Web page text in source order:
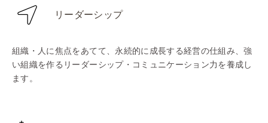
リーダーシップ
組織・人に焦点をあてて、永続的に成長する経営の仕組み、強
い組織を作るリーダーシップ・コミュニケーション力を養成し
ます。